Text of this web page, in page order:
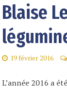
Blaise
19 février 2016
L’année 2016 a été